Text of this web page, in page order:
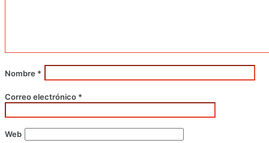
Nombre *
Correo electrónico *
Web